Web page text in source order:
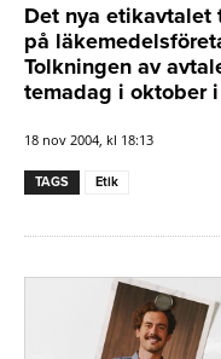
Det nya etikavtalet
på
Tolkningen av
temadag i oktober
18 nov 2004, kl 18:13
TAGS Etik